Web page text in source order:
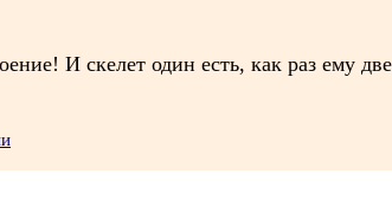
И скелет один есть, как раз ему